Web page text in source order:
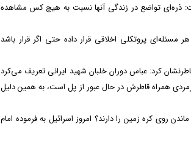
ذره‌ای تواضع در زندگی آنها نسبت به هیچ کس مشاهده
مسئله‌ای پروتکلی اخلاقی قرار داده حتی اگر قرار باشد
کرد: عباس دوران خلبان شهید ایرانی تعریف می‌کرد
همراه قاطرش در حال عبور از پل است، به همین دلیل
روی کره زمین را دارند؟ امروز اسرائیل به فرموده امام